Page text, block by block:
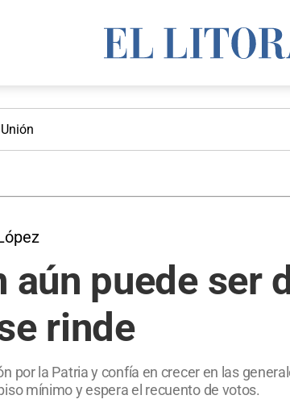
Unión
aún puede ser
rinde
por la Patria y confía en crecer en las
mínimo y espera el recuento de votos.